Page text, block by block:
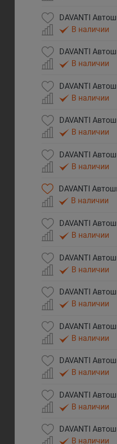
DAVANTI
В наличии
DAVANTI
В наличии
DAVANTI
В наличии
DAVANTI
В наличии
DAVANTI
В наличии
DAVANTI
В наличии
DAVANTI
В наличии
DAVANTI
В наличии
DAVANTI
В наличии
DAVANTI
В наличии
DAVANTI
В наличии
DAVANTI
В наличии
DAVANTI
В наличии